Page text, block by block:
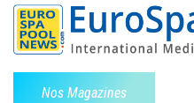
Nos Magazines